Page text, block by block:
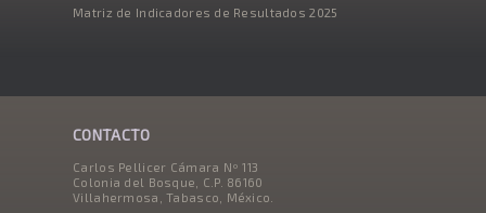
Matriz de Indicadores de Resultados 2025
CONTACTO
Carlos Pellicer Cámara Nº 113
Colonia del Bosque, C.P. 86160
Villahermosa, Tabasco, México.